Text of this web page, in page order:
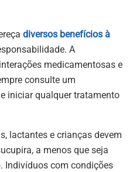
diversos benefícios à
A
medicamentosas e
consulte um
iniciar qualquer tratamento
lactantes e crianças devem
a menos que seja
Indivíduos com condições